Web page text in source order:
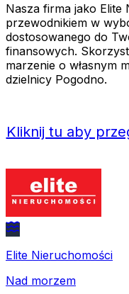
Nasza firma jako Elite
przewodnikiem w
dostosowanego do
finansowych.
marzenie o własnym
dzielnicy Pogodno.
Kliknij tu aby
Elite Nieruchomości
Nad morzem